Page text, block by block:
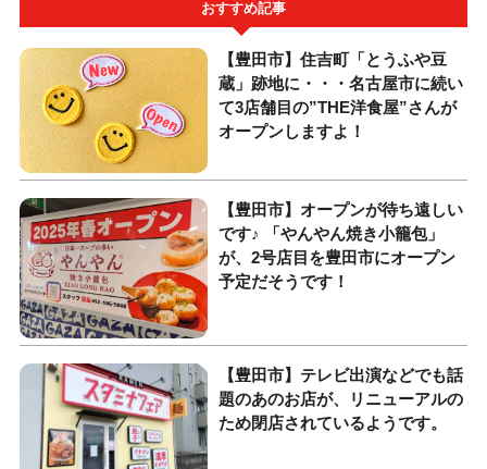
おすすめ記事
【豊田市】住吉町「とうふや豆
蔵」跡地に・・・名古屋市に続い
て3店舗目の”THE洋食屋”さんが
オープンしますよ！
【豊田市】オープンが待ち遠しい
です♪ 「やんやん焼き小籠包」
が、2号店目を豊田市にオープン
予定だそうです！
【豊田市】テレビ出演などでも話
題のあのお店が、リニューアルの
ため閉店されているようです。